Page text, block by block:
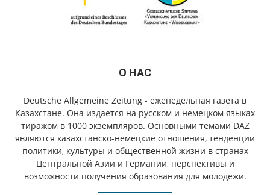
О НАС
Deutsche Allgemeine Zeitung - еженедельная газета в
Казахстане. Она издается на русском и немецком языках
тиражом в 1000 экземпляров. Основными темами DAZ
являются казахстанско-немецкие отношения, тенденции
политики, культуры и общественной жизни в странах
Центральной Азии и Германии, перспективы и
возможности получения образования для молодежи.